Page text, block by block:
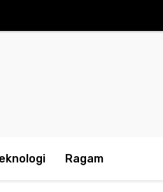
Ragam